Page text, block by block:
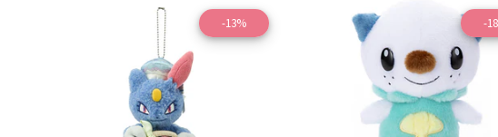
-13%
Ver detalles
-
Ver